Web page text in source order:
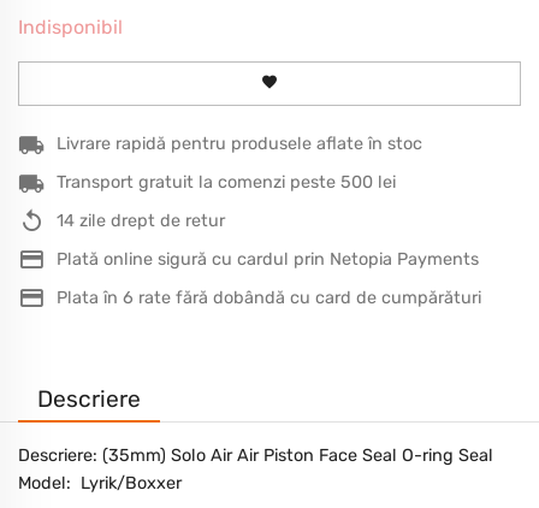
Indisponibil
Livrare rapidă pentru produsele aflate în stoc
Transport gratuit la comenzi peste 500 lei
14 zile drept de retur
Plată online sigură cu cardul prin Netopia Payments
Plata în 6 rate fără dobândă cu card de cumpărături
Descriere
Descriere: (35mm) Solo Air Air Piston Face Seal O-ring Seal
Model: Lyrik/Boxxer